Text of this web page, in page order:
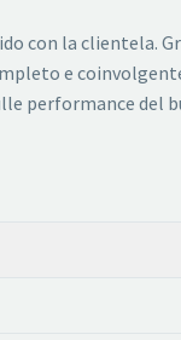
con la clientela.
e
performance del